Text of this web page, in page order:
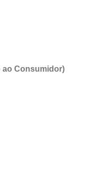
ao Consumidor)